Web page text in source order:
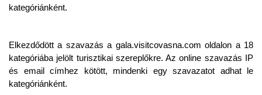
kategóriánként.
Elkezdődött a szavazás a gala.visitcovasna.com oldalon a 18
kategóriába jelölt turisztikai szereplőkre. Az online szavazás IP
és email címhez kötött, mindenki egy szavazatot adhat le
kategóriánként.